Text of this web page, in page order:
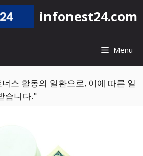
infonest24.com
Menu
스 활동의 일환으로, 이에 따른 일
습니다."